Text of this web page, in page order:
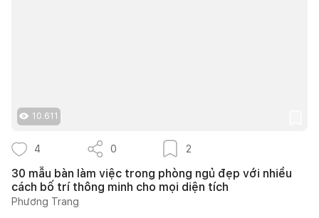
10.611
4 0 2
30 mẫu bàn làm việc trong phòng ngủ đẹp với nhiều
cách bố trí thông minh cho mọi diện tích
Phương Trang